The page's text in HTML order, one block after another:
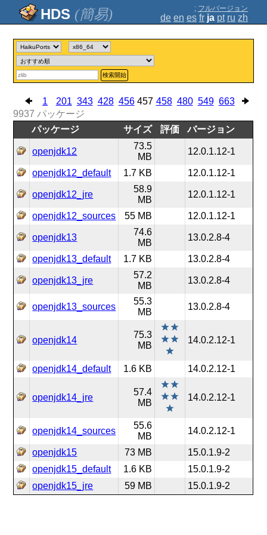
(簡易) ; フルバージョン
de en es fr ja pt ru zh
検索開始
1 201 343 428 456 457 458 480 549 663
9937 パッケージ
パッケージ
サイズ 評価 バージョン
openjdk12
73.5
MB
12.0.1.12-1
openjdk12_default 1.7 KB 12.0.1.12-1
openjdk12_jre
58.9
MB
12.0.1.12-1
openjdk12_sources 55 MB 12.0.1.12-1
openjdk13
74.6
MB
13.0.2.8-4
openjdk13_default 1.7 KB 13.0.2.8-4
openjdk13_jre
57.2
MB
13.0.2.8-4
openjdk13_sources
55.3
MB
13.0.2.8-4
openjdk14
75.3
MB
14.0.2.12-1
openjdk14_default 1.6 KB 14.0.2.12-1
openjdk14_jre
57.4
MB
14.0.2.12-1
openjdk14_sources
55.6
MB
14.0.2.12-1
openjdk15 73 MB
15.0.1.9-2
openjdk15_default
1.6 KB
15.0.1.9-2
openjdk15_jre
59 MB 15.0.1.9-2